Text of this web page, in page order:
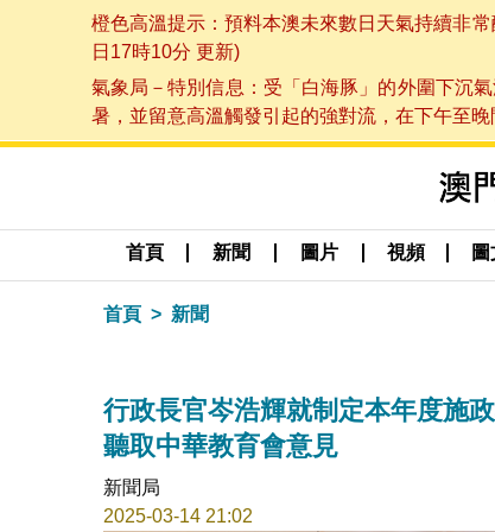
橙色高溫提示：預料本澳未來數日天氣持續非
日17時10分 更新)
氣象局－特別信息：受「白海豚」的外圍下沉
暑，並留意高溫觸發引起的強對流，在下午至
首頁 新聞 圖片 視頻
首頁 新聞
行政長官岑浩輝就制定本年度施
聽取中華教育會意見
新聞局
2025-03-14 21:02